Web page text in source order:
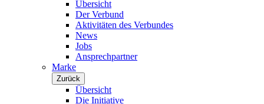
Übersicht
Der Verbund
Aktivitäten des Verbundes
News
Jobs
Ansprechpartner
Marke
Zurück
Übersicht
Die Initiative